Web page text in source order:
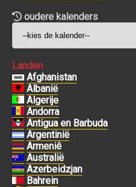
oudere kalenders
Landen
Afghanistan
Albanië
Algerije
Andorra
Antigua en Barbuda
Argentinië
Armeniê
Australië
Azerbeidzjan
Bahrein